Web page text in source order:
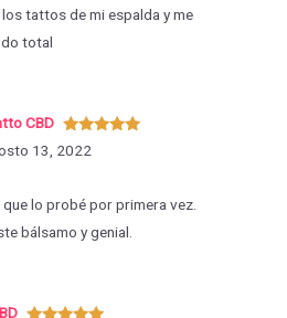
tattos de mi espalda y me
total
Valorado
con
CBD
13, 2022
lo probé por primera vez.
bálsamo y genial.